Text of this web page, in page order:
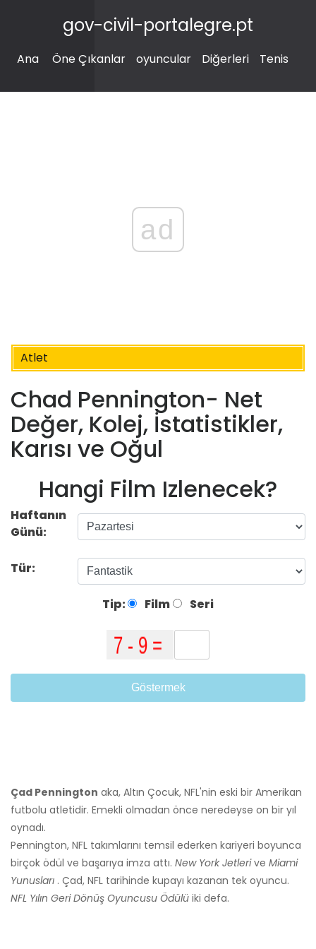
gov-civil-portalegre.pt
Ana Öne Çıkanlar oyuncular Diğerleri Tenis
ad
Atlet
Chad Pennington- Net
Değer, Kolej, İstatistikler,
Karısı ve Oğul
Hangi Film Izlenecek?
Haftanın
Günü:
Tür:
Tip: Film Seri
Göstermek
Çad Pennington aka, Altın Çocuk, NFL'nin eski bir Amerikan
futbolu atletidir. Emekli olmadan önce neredeyse on bir yıl
oynadı.
Pennington, NFL takımlarını temsil ederken kariyeri boyunca
birçok ödül ve başarıya imza attı. New York Jetlerive Miami
Yunusları . Çad, NFL tarihinde kupayı kazanan tek oyuncu.
NFL Yılın Geri Dönüş Oyuncusu Ödülü iki defa.